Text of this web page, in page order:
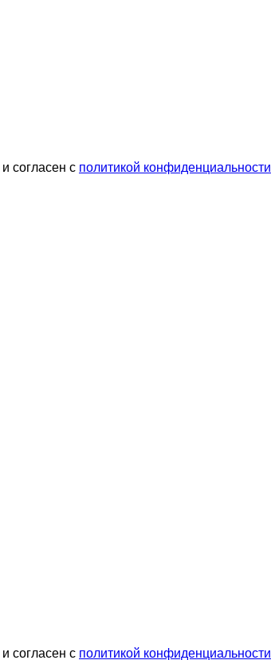
и согласен с политикой конфиденциальности
и согласен с политикой конфиденциальности